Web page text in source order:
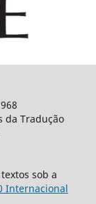
da Tradução
sob a
Internacional